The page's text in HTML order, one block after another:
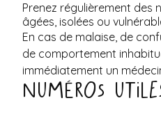
Prenez régulièrement des
âgées, isolées ou
En cas de malaise, de
de comportement
immédiatement un
Numéros